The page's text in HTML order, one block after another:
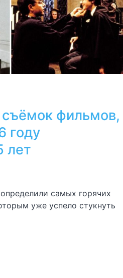
съёмок фильмов,
году
лет
самых горячих
уже успело стукнуть